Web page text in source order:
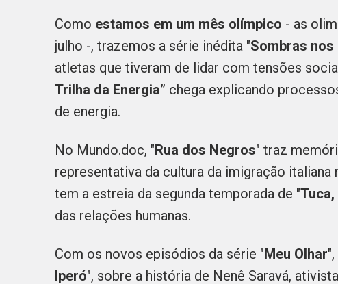
Como estamos em um mês olímpico - as
julho -, trazemos a série inédita "Sombras
atletas que tiveram de lidar com tensões
Trilha da Energia” chega explicando
de energia.
No Mundo.doc, "Rua dos Negros" traz
representativa da cultura da imigração
tem a estreia da segunda temporada de "
das relações humanas.
Com os novos episódios da série "Meu Olhar
Iperó", sobre a história de Nenê Saravá,